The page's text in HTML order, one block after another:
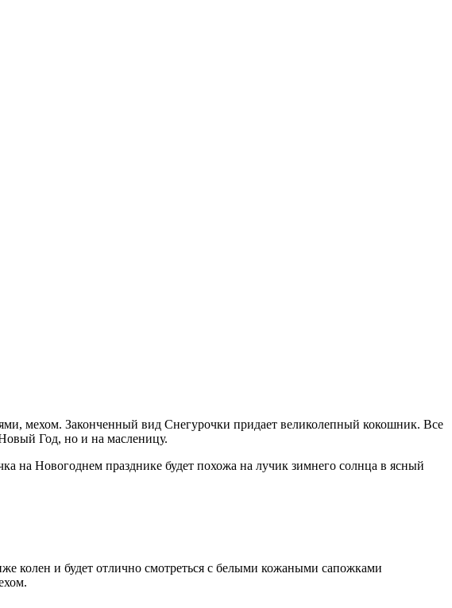
мехом. Законченный вид Снегурочки придает великолепный кокошник. Все
Год, но и на масленицу.
на Новогоднем празднике будет похожа на лучик зимнего солнца в ясный
колен и будет отлично смотреться с белыми кожаными сапожками